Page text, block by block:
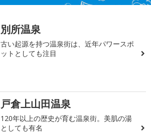
別所温泉
古い起源を持つ温泉街は、近年パワースポ
ットとしても注目
戸倉上山田温泉
120年以上の歴史が育む温泉街。美肌の湯
としても有名